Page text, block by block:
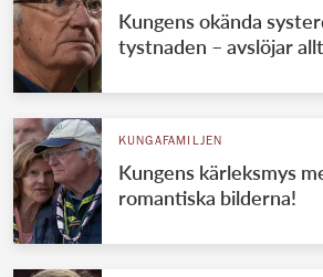
Kungens okända
tystnaden – avslöjar allt
KUNGAFAMILJEN
Kungens kärleksmys
romantiska bilderna!